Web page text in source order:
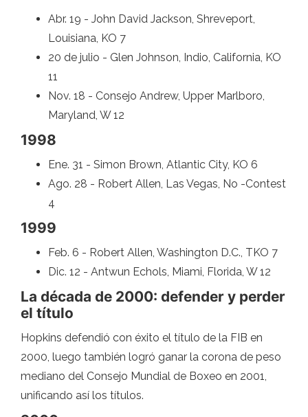
Abr. 19 - John David Jackson, Shreveport,
Louisiana, KO 7
20 de julio - Glen Johnson, Indio, California, KO
11
Nov. 18 - Consejo Andrew, Upper Marlboro,
Maryland, W 12
1998
Ene. 31 - Simon Brown, Atlantic City, KO 6
Ago. 28 - Robert Allen, Las Vegas, No -Contest
4
1999
Feb. 6 - Robert Allen, Washington D.C., TKO 7
Dic. 12 - Antwun Echols, Miami, Florida, W 12
La década de 2000: defender y perder
el título
Hopkins defendió con éxito el título de la FIB en
2000, luego también logró ganar la corona de peso
mediano del Consejo Mundial de Boxeo en 2001,
unificando así los títulos.